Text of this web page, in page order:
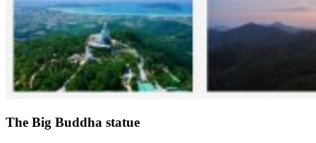
The Big Buddha statue